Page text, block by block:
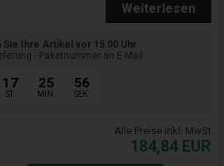
Weiterlesen
Sie Ihre Artikel vor 15:00 Uhr
- Paketnummer an E-Mail
17
ST.
25
MIN.
55
SEK.
Alle Preise inkl. MwSt
184,84 EUR